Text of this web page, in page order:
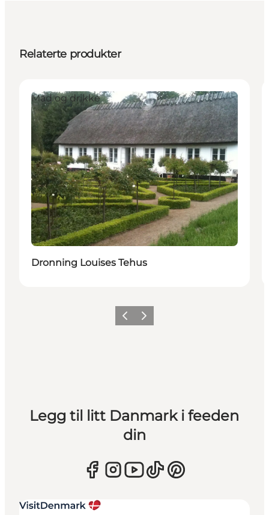
Relaterte produkter
Mad og drikke
Dronning Louises Tehus
ForrigeNeste
Legg til litt Danmark i feeden
din